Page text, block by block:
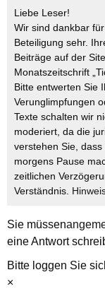
Liebe Leser!
Wir sind dankbar
Beteiligung sehr.
Beiträge auf der
Monatszeitschrift
Bitte entwerten Sie
Verunglimpfungen
Texte schalten wir
moderiert, da die
verstehen Sie,
morgens Pause
zeitlichen
Verständnis.
Sie müssen
eine Antwort
Bitte loggen Sie
×